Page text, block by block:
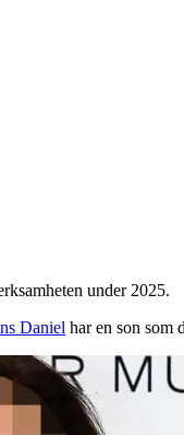
under 2025.
Daniel har en son som